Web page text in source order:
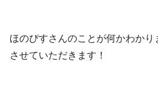
ほのぴすさんのことが何かわか
させていただきます！